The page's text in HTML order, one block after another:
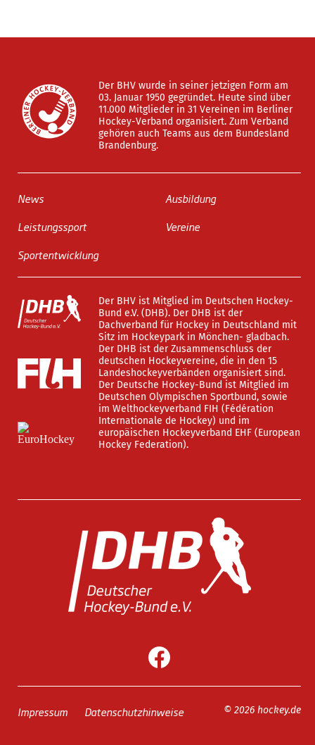
Der BHV wurde in seiner jetzigen Form am
03. Januar 1950 gegründet. Heute sind über
11.000 Mitglieder in 31 Vereinen im Berliner
Hockey-Verband organisiert. Zum Verband
gehören auch Teams aus dem Bundesland
Brandenburg.
News
Leistungssport
Sportentwicklung
Ausbildung
Vereine
Der BHV ist Mitglied im Deutschen Hockey-
Bund e.V. (DHB). Der DHB ist der
Dachverband für Hockey in Deutschland mit
Sitz im Hockeypark in Mönchen- gladbach.
Der DHB ist der Zusammenschluss der
deutschen Hockeyvereine, die in den 15
Landeshockeyverbänden organisiert sind.
Der Deutsche Hockey-Bund ist Mitglied im
Deutschen Olympischen Sportbund, sowie
im Welthockeyverband FIH (Fédération
Internationale de Hockey) und im
europäischen Hockeyverband EHF (European
Hockey Federation).
Impressum Datenschutzhinweise © 2026 hockey.de